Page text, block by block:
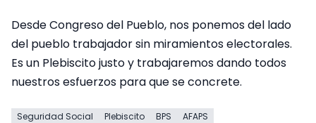
Desde Congreso del Pueblo, nos ponemos del lado
del pueblo trabajador sin miramientos electorales.
Es un Plebiscito justo y trabajaremos dando todos
nuestros esfuerzos para que se concrete.
Seguridad Social Plebiscito BPS AFAPS